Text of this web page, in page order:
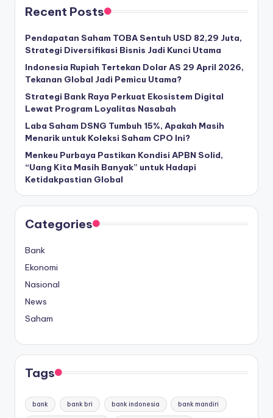
a
Recent Posts
Pendapatan Saham TOBA Sentuh USD 82,29 Juta,
Strategi Diversifikasi Bisnis Jadi Kunci Utama
Indonesia Rupiah Tertekan Dolar AS 29 April 2026,
Tekanan Global Jadi Pemicu Utama?
Strategi Bank Raya Perkuat Ekosistem Digital
Lewat Program Loyalitas Nasabah
Laba Saham DSNG Tumbuh 15%, Apakah Masih
Menarik untuk Koleksi Saham CPO Ini?
Menkeu Purbaya Pastikan Kondisi APBN Solid,
“Uang Kita Masih Banyak” untuk Hadapi
Ketidakpastian Global
Categories
Bank
Ekonomi
Nasional
News
Saham
Tags
bank bank bri bank indonesia bank mandiri